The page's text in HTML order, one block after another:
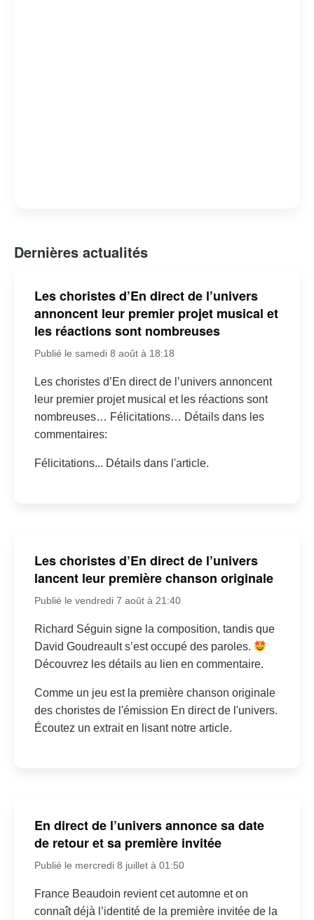
Dernières actualités
Les choristes d’En direct de l’univers
annoncent leur premier projet musical et
les réactions sont nombreuses
Publié le samedi 8 août à 18:18
Les choristes d’En direct de l’univers annoncent
leur premier projet musical et les réactions sont
nombreuses… Félicitations… Détails dans les
commentaires:
Félicitations... Détails dans l'article.
Les choristes d’En direct de l’univers
lancent leur première chanson originale
Publié le vendredi 7 août à 21:40
Richard Séguin signe la composition, tandis que
David Goudreault s’est occupé des paroles.
Découvrez les détails au lien en commentaire.
Comme un jeu est la première chanson originale
des choristes de l'émission En direct de l'univers.
Écoutez un extrait en lisant notre article.
En direct de l’univers annonce sa date
de retour et sa première invitée
Publié le mercredi 8 juillet à 01:50
France Beaudoin revient cet automne et on
connaît déjà l’identité de la première invitée de la